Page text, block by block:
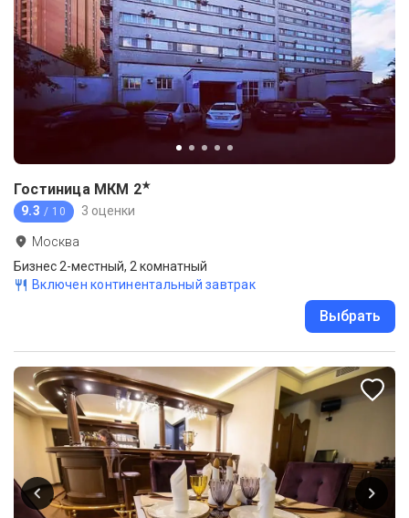
Гостиница МКМ 2★
9.3 / 10 3 оценки
Москва
Бизнес 2-местный, 2 комнатный
Включен континентальный завтрак
Выбрать